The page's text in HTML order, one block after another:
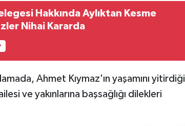
Hakkında Aylıktan Kesme
Nihai Kararda
Ahmet Kıymaz'ın yaşamını yitirdiği
ve yakınlarına başsağlığı dilekleri